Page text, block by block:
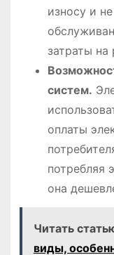
износу и
затраты на
систем.
оплаты
потребляя
она
Читать
виды,